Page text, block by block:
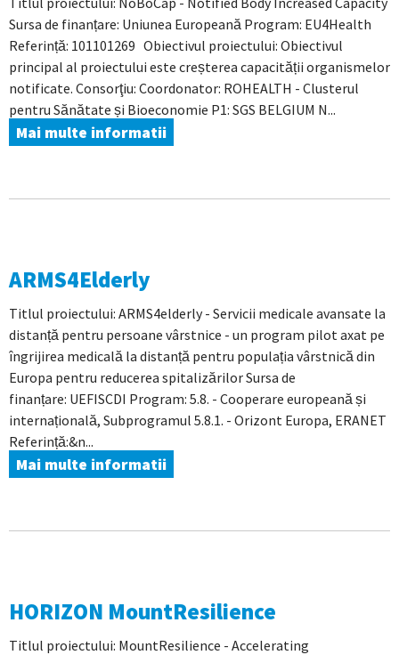
Sursa de finanțare: Uniunea Europeană Program: EU4Health
Referință: 101101269 Obiectivul proiectului: Obiectivul
principal al proiectului este creșterea capacității organismelor
notificate. Consorţiu: Coordonator: ROHEALTH - Clusterul
pentru Sănătate și Bioeconomie P1: SGS BELGIUM N...
Mai multe informatii
ARMS4Elderly
Titlul proiectului: ARMS4elderly - Servicii medicale avansate la
distanță pentru persoane vârstnice - un program pilot axat pe
îngrijirea medicală la distanță pentru populația vârstnică din
Europa pentru reducerea spitalizărilor Sursa de
finanțare: UEFISCDI Program: 5.8. - Cooperare europeană și
internațională, Subprogramul 5.8.1. - Orizont Europa, ERANET
Referință:&n...
Mai multe informatii
HORIZON MountResilience
Titlul proiectului: MountResilience - Accelerating